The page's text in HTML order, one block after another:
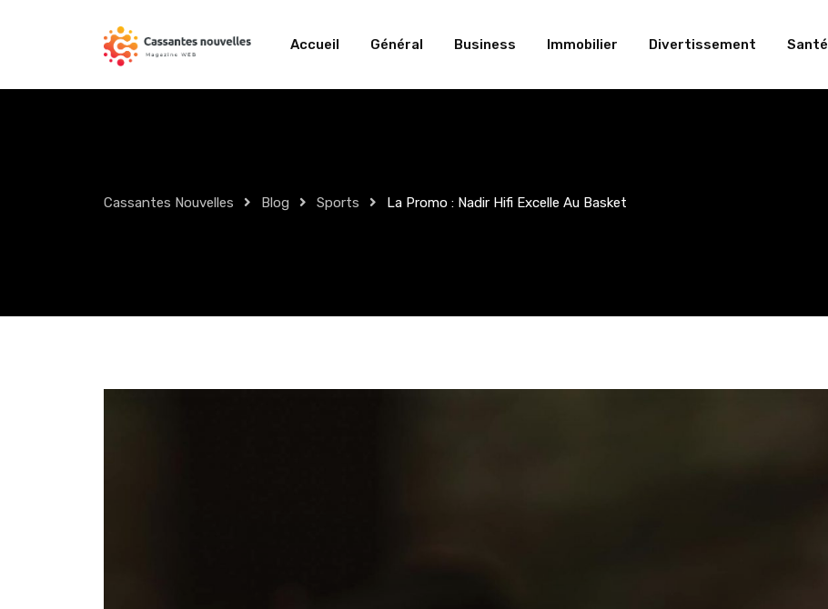
Accueil Général Business Immobilier Divertissement Santé
Cassantes Nouvelles Blog Sports La Promo : Nadir Hifi Excelle Au Basket